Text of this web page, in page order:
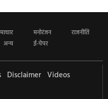
मनोरंजन
राजनीति
अन्य ई-पेपर
Disclaimer Videos